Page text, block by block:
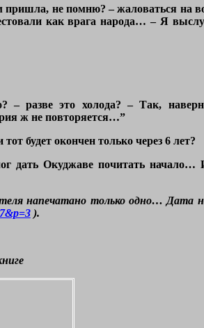
не помню? – жаловаться на
как врага народа… – Я
– разве это холода? – Так,
ж не повторяется…”
будет окончен только через 6 лет?
дать Окуджаве почитать начало…
напечатано только одно… Дата
).